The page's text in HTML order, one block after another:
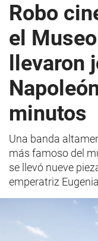
Robo
el
llevaron
minutos
Una banda
más famoso del
se llevó nueve
emperatriz